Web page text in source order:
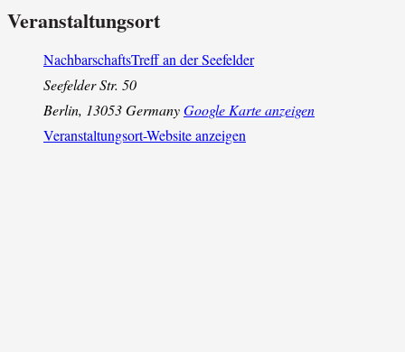
Veranstaltungsort
NachbarschaftsTreff an der Seefelder
Seefelder Str. 50
Berlin, 13053GermanyGoogle Karte anzeigen
Veranstaltungsort-Website anzeigen